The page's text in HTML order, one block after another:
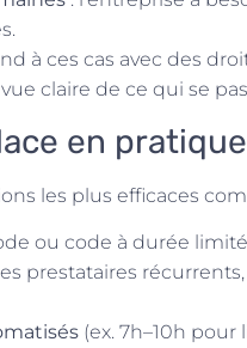
à ces cas avec des
claire de ce qui se
en pratique
les plus efficaces
ou code à durée
prestataires
(ex. 7h–10h pour